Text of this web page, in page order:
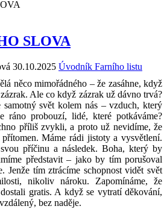
SLOVA
30.10.2025 Úvodník Farního listu
něco mimořádného – že zasáhne, když
Ale co když zázrak už dávno trvá?
svět kolem nás – vzduch, který
ráno probouzí, lidé, které potkáváme?
příliš zvykli, a proto už nevidíme, že
Máme rádi jistoty a vysvětlení.
příčinu a následek. Boha, který by
představit – jako by tím porušoval
Jenže tím ztrácíme schopnost vidět svět
nikoliv nároku. Zapomínáme, že
gratis. A když se vytratí děkování,
bez naděje.